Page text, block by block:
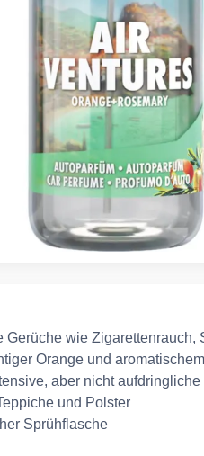
Gerüche wie Zigarettenrauch,
Orange und
aber nicht
und Polster
Sprühflasche